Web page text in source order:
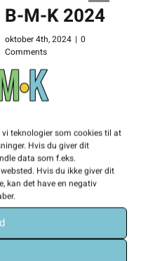
teknologier som cookies til at
Hvis du giver dit
data som f.eks.
Hvis du ikke giver dit
kan det have en negativ
B-M-K 2024
oktober 4th, 2024 | 0
Comments